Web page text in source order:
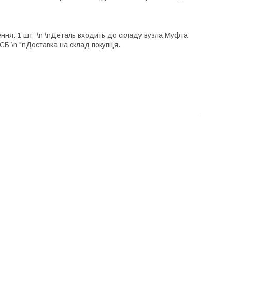
1 шт \n \nДеталь входить до складу вузла Муфта
\n "nДоставка на склад покупця.